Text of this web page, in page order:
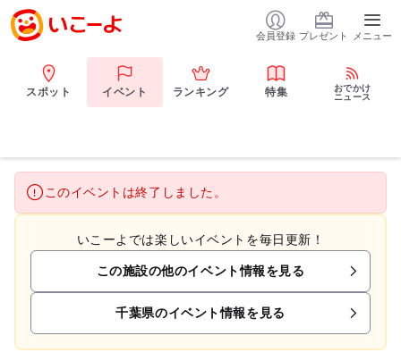
会員登録 プレゼント メニュー
スポット イベント ランキング 特集
おでかけ
ニュース
このイベントは終了しました。
いこーよでは楽しいイベントを毎日更新！
この施設の他のイベント情報を見る
千葉県のイベント情報を見る